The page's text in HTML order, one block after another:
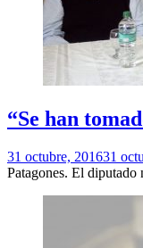
“Se han
31 octubre, 201631
Patagones. El diputado